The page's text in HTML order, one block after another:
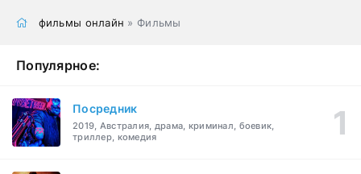
фильмы онлайн » Фильмы
Популярное:
Посредник
2019, Австралия, драма, криминал, боевик,
триллер, комедия